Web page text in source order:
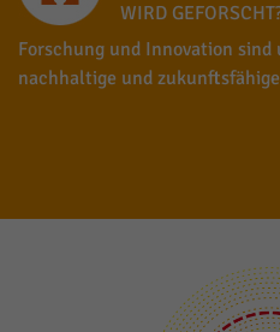
WIRD
Forschung und Innovation
nachhaltige und